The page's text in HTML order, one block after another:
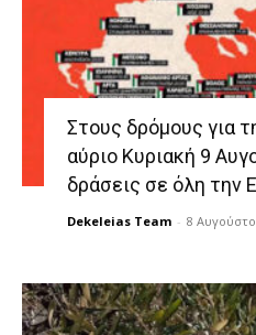
Στους δρόμους για
αύριο Κυριακή 9
δράσεις σε όλη την
Dekeleias Team - 8